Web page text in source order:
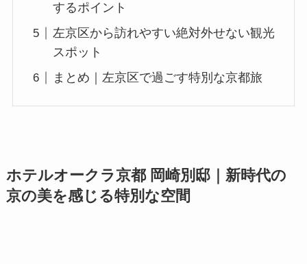
するポイント
左京区から訪れやすい絶対外せない観光
スポット
まとめ｜左京区で過ごす特別な京都旅
ホテルオークラ京都 岡崎別邸｜新時代の
京の美を感じる特別な空間